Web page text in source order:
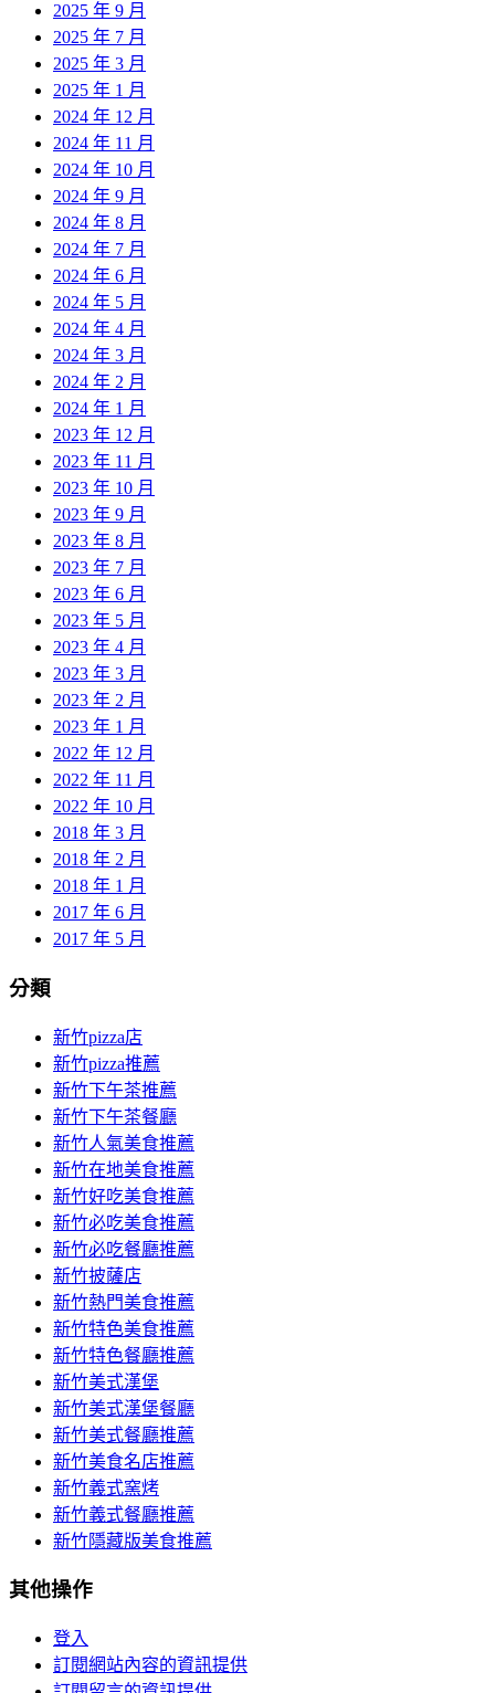
2025 年 9 月
2025 年 7 月
2025 年 3 月
2025 年 1 月
2024 年 12 月
2024 年 11 月
2024 年 10 月
2024 年 9 月
2024 年 8 月
2024 年 7 月
2024 年 6 月
2024 年 5 月
2024 年 4 月
2024 年 3 月
2024 年 2 月
2024 年 1 月
2023 年 12 月
2023 年 11 月
2023 年 10 月
2023 年 9 月
2023 年 8 月
2023 年 7 月
2023 年 6 月
2023 年 5 月
2023 年 4 月
2023 年 3 月
2023 年 2 月
2023 年 1 月
2022 年 12 月
2022 年 11 月
2022 年 10 月
2018 年 3 月
2018 年 2 月
2018 年 1 月
2017 年 6 月
2017 年 5 月
分類
新竹pizza店
新竹pizza推薦
新竹下午茶推薦
新竹下午茶餐廳
新竹人氣美食推薦
新竹在地美食推薦
新竹好吃美食推薦
新竹必吃美食推薦
新竹必吃餐廳推薦
新竹披薩店
新竹熱門美食推薦
新竹特色美食推薦
新竹特色餐廳推薦
新竹美式漢堡
新竹美式漢堡餐廳
新竹美式餐廳推薦
新竹美食名店推薦
新竹義式窯烤
新竹義式餐廳推薦
新竹隱藏版美食推薦
其他操作
登入
訂閱網站內容的資訊提供